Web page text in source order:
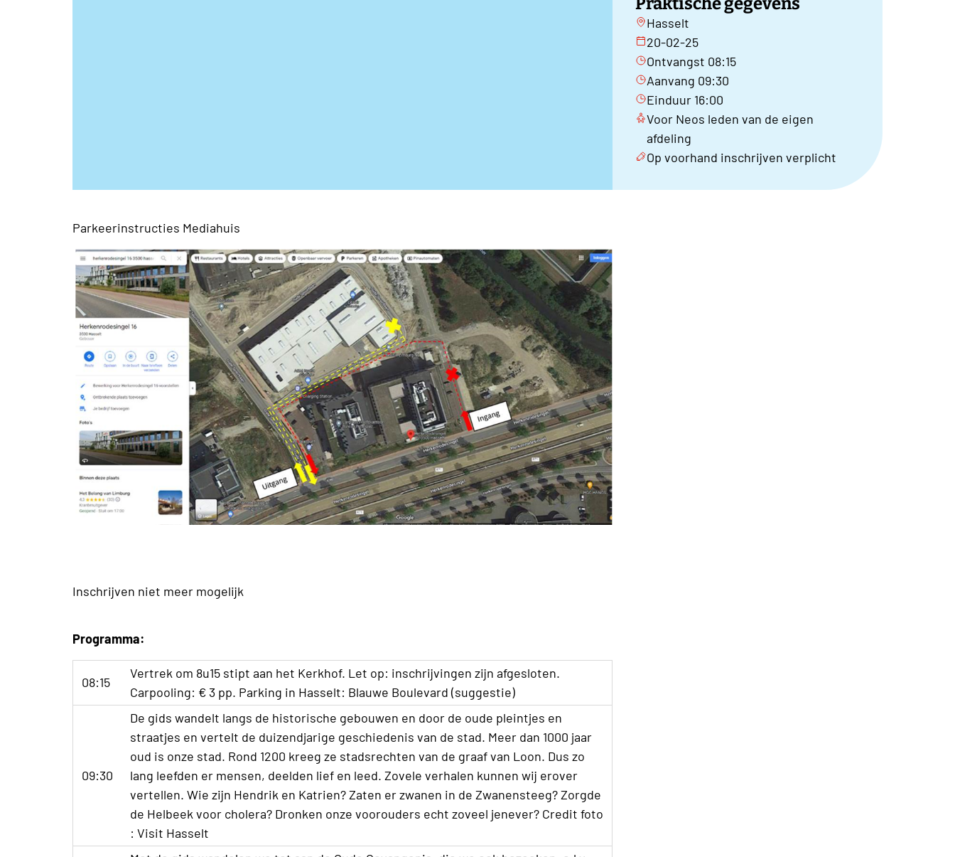
Hasselt
20-02-25
Ontvangst 08:15
Aanvang 09:30
Einduur 16:00
Voor Neos leden van de eigen
afdeling
Op voorhand inschrijven verplicht
Parkeerinstructies Mediahuis
Inschrijven niet meer mogelijk
Programma:
08:15
Vertrek om 8u15 stipt aan het Kerkhof. Let op: inschrijvingen zijn afgesloten.
Carpooling: € 3 pp. Parking in Hasselt: Blauwe Boulevard (suggestie)
09:30
De gids wandelt langs de historische gebouwen en door de oude pleintjes en
straatjes en vertelt de duizendjarige geschiedenis van de stad. Meer dan 1000 jaar
oud is onze stad. Rond 1200 kreeg ze stadsrechten van de graaf van Loon. Dus zo
lang leefden er mensen, deelden lief en leed. Zovele verhalen kunnen wij erover
vertellen. Wie zijn Hendrik en Katrien? Zaten er zwanen in de Zwanensteeg? Zorgde
de Helbeek voor cholera? Dronken onze voorouders echt zoveel jenever? Credit foto
: Visit Hasselt